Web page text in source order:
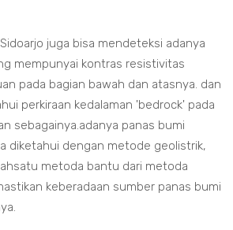
juga bisa mendeteksi adanya
mempunyai kontras resistivitas
pada bagian bawah dan atasnya. dan
perkiraan kedalaman 'bedrock' pada
sebagainya.adanya panas bumi
diketahui dengan metode geolistrik,
metoda bantu dari metoda
keberadaan sumber panas bumi